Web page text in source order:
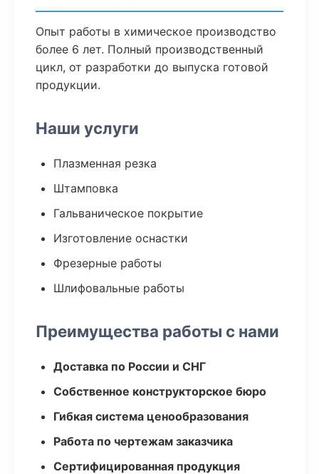
Опыт работы в химическое производство
более 6 лет. Полный производственный
цикл, от разработки до выпуска готовой
продукции.
Наши услуги
Плазменная резка
Штамповка
Гальваническое покрытие
Изготовление оснастки
Фрезерные работы
Шлифовальные работы
Преимущества работы с нами
Доставка по России и СНГ
Собственное конструкторское бюро
Гибкая система ценообразования
Работа по чертежам заказчика
Сертифицированная продукция